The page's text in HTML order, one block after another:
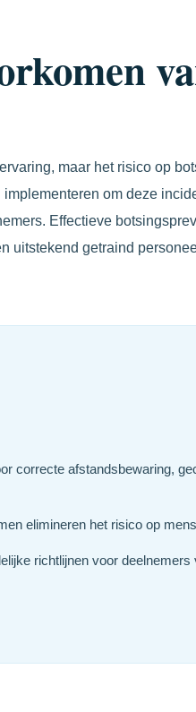
maar het risico op
om deze
Effectieve
uitstekend getraind
correcte afstandsbewaring,
elimineren het risico op
richtlijnen voor